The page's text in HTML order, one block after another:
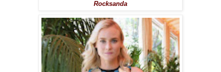
Rocksanda